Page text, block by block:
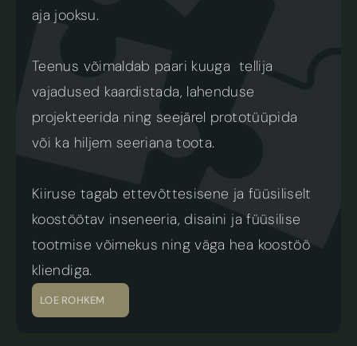
aja jooksu.
Teenus võimaldab paari kuuga  tellija
vajadused kaardistada, lahenduse
projekteerida ning seejärel prototüüpida
või ka hiljem seeriana toota.
Kiiruse tagab ettevõttesisene ja füüsiliselt
koostöötav inseneeria, disaini ja füüsilise
tootmise võimekus ning väga hea koostöö
kliendiga.
LOE ROHKEM